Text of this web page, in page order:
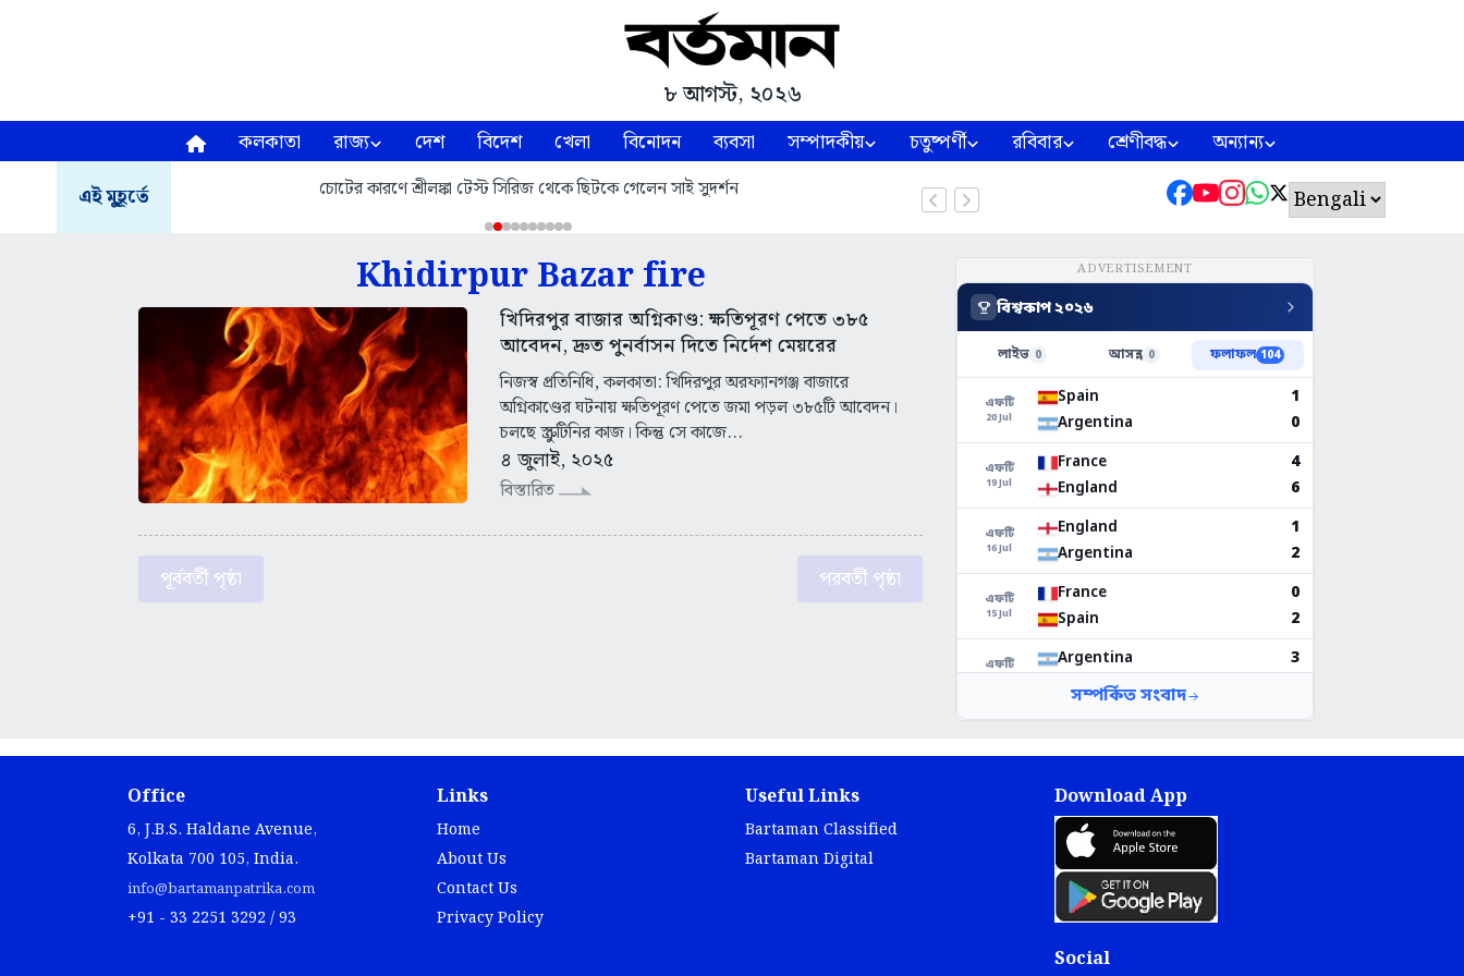
৮ আগস্ট, ২০২৬
কলকাতা রাজ্য দেশ বিদেশ খেলা বিনোদন ব্যবসা সম্পাদকীয় চতুষ্পর্ণী রবিবার শ্রেণীবদ্ধ অন্যান্য
এই মুহূর্তে চোটের কারণে শ্রীলঙ্কা টেস্ট সিরিজ থেকে ছিটকে গেলেন সাই সুদর্শন
Khidirpur Bazar fire
খিদিরপুর বাজার অগ্নিকাণ্ড: ক্ষতিপূরণ পেতে ৩৮৫
আবেদন, দ্রুত পুনর্বাসন দিতে নির্দেশ মেয়রের
নিজস্ব প্রতিনিধি, কলকাতা: খিদিরপুর অরফ্যানগঞ্জ বাজারে
অগ্নিকাণ্ডের ঘটনায় ক্ষতিপূরণ পেতে জমা পড়ল ৩৮৫টি আবেদন।
চলছে স্ক্রুটিনির কাজ। কিন্তু সে কাজে...
৪ জুলাই, ২০২৫
বিস্তারিত
পূর্ববর্তী পৃষ্ঠা পরবর্তী পৃষ্ঠা
ADVERTISEMENT
Office
6, J.B.S. Haldane Avenue,
Kolkata 700 105, India.
info@bartamanpatrika.com
+91 - 33 2251 3292 / 93
Links
Home
About Us
Contact Us
Privacy Policy
Useful Links
Bartaman Classified
Bartaman Digital
Download App
Social